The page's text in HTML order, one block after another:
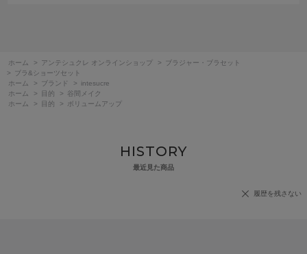
ホーム > アンテシュクレ オンラインショップ >
ブラジャー・ブラセット
>
ブラ&ショーツセット
ホーム
> ブランド >
intesucre
ホーム
> 目的 >
谷間メイク
ホーム
> 目的 > ボリュームアップ
HISTORY
最近見た商品
履歴を残さない